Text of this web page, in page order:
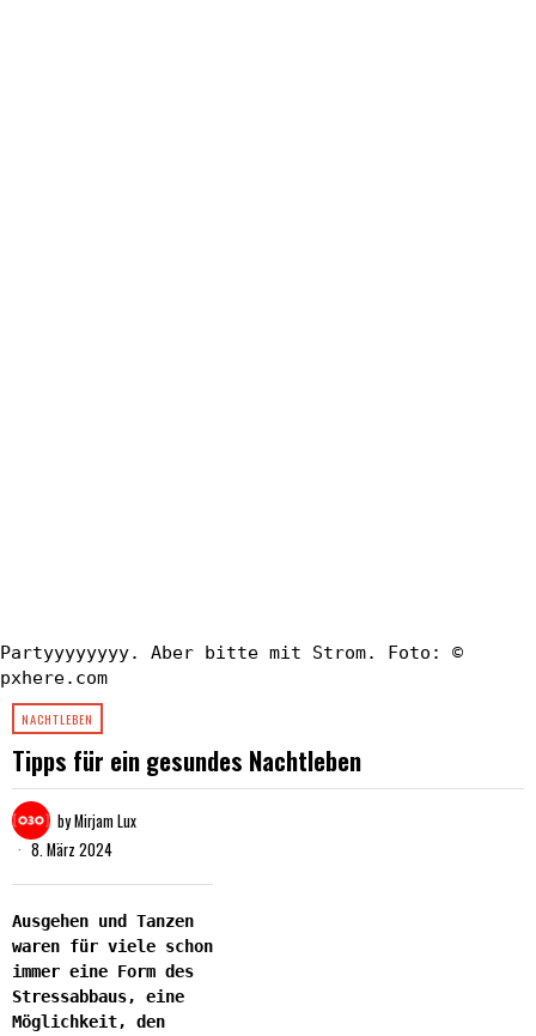
Partyyyyyyyy. Aber bitte mit Strom. Foto: ©
pxhere.com
NACHTLEBEN
Tipps für ein gesundes Nachtleben
byMirjam Lux
8. März 2024
Ausgehen und Tanzen
waren für viele schon
immer eine Form des
Stressabbaus, eine
Möglichkeit, den